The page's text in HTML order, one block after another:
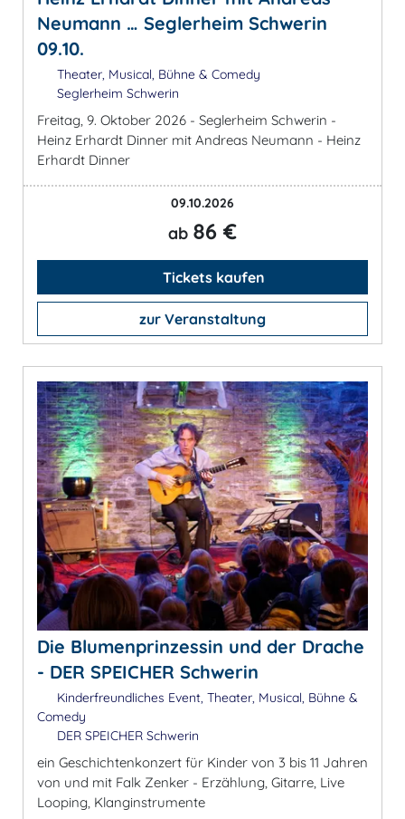
Neumann … Seglerheim Schwerin
09.10.
Theater, Musical, Bühne & Comedy
Seglerheim Schwerin
Freitag, 9. Oktober 2026 - Seglerheim Schwerin -
Heinz Erhardt Dinner mit Andreas Neumann - Heinz
Erhardt Dinner
09.10.2026
ab 86 €
Tickets kaufen
zur Veranstaltung
Die Blumenprinzessin und der Drache
- DER SPEICHER Schwerin
Kinderfreundliches Event, Theater, Musical, Bühne &
Comedy
DER SPEICHER Schwerin
ein Geschichtenkonzert für Kinder von 3 bis 11 Jahren
von und mit Falk Zenker - Erzählung, Gitarre, Live
Looping, Klanginstrumente